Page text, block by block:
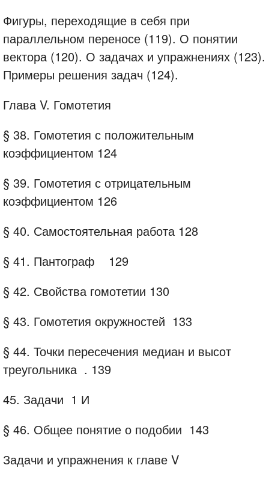
Фигуры, переходящие в себя при
параллельном переносе (119). О понятии
вектора (120). О задачах и упражнениях (123).
Примеры решения задач (124).
Глава V. Гомотетия
§ 38. Гомотетия с положительным
коэффициентом 124
§ 39. Гомотетия с отрицательным
коэффициентом 126
§ 40. Самостоятельная работа 128
§ 41. Пантограф
129
§ 42. Свойства гомотетии 130
§ 43. Гомотетия окружностей 133
§ 44. Точки пересечения медиан и высот
треугольника . 139
45. Задачи 1 И
§ 46. Общее понятие о подобии 143
Задачи и упражнения к главе V